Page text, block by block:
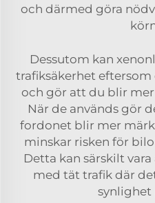
och därmed göra
Dessutom kan
trafiksäkerhet eftersom
och gör att du blir
När de används gör
fordonet blir mer
minskar risken för
Detta kan särskilt
med tät trafik där
synlighet